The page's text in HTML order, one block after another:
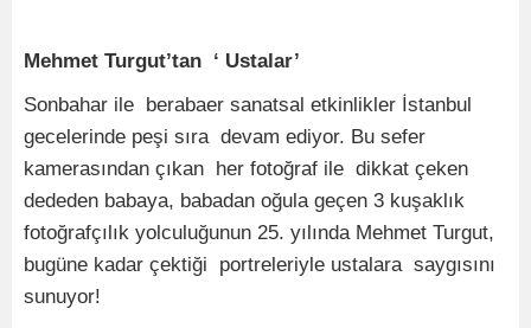
Mehmet Turgut’tan ‘ Ustalar’
Sonbahar ile berabaer sanatsal etkinlikler İstanbul
gecelerinde peşi sıra devam ediyor. Bu sefer
kamerasından çıkan her fotoğraf ile dikkat çeken
dededen babaya, babadan oğula geçen 3 kuşaklık
fotoğrafçılık yolculuğunun 25. yılında Mehmet Turgut,
bugüne kadar çektiği portreleriyle ustalara saygısını
sunuyor!